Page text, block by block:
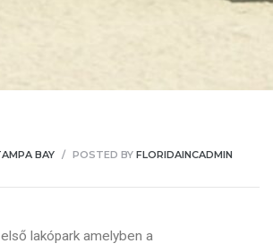
BAY POSTED BY FLORIDAINCADMIN
lakópark amelyben a